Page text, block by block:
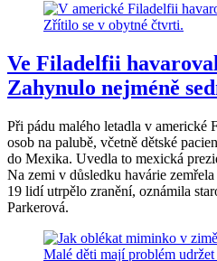
Ve Filadelfii
Zahynulo nejméně
Při pádu malého letadla v americké
osob na palubě, včetně dětské
do Mexika. Uvedla to mexická
Na zemi v důsledku havárie
19 lidí utrpělo zranění, oznámila
Parkerová.